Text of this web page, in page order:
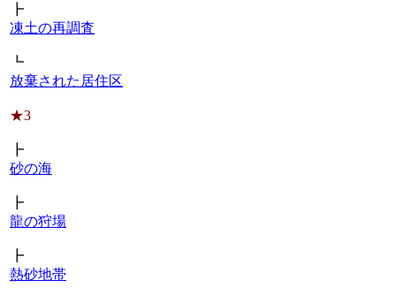
┣
凍土の再調査
┗
放棄された居住区
★3
┣
砂の海
┣
龍の狩場
┣
熱砂地帯